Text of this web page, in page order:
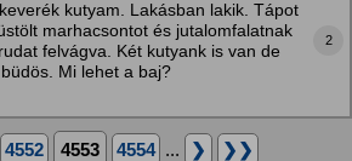
kutyam. Lakásban lakik. Tápot
marhacsontot és jutalomfalatnak
felvágva. Két kutyank is van de
Mi lehet a baj?
2
4552 4553 4554 ... ❯ ❯❯